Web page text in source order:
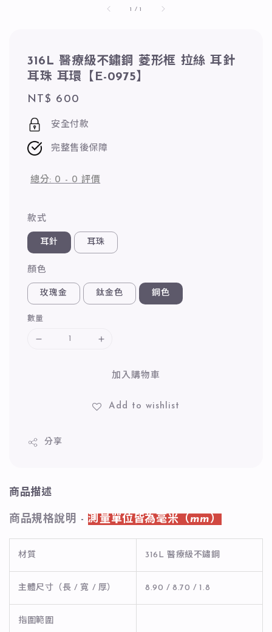
1 /1
316L 醫療級不鏽鋼 菱形框 拉絲 耳針
耳珠 耳環【E-0975】
Regular
price
NT$ 600
安全付款
完整售後保障
總分: 0 - 0 評價
款式
耳針 耳珠
顏色
玫瑰金 鈦金色 鋼色
數量
加入購物車
Add to wishlist
分享
商品描述
商品規格說明 -測量單位皆為毫米（mm）
材質 316L 醫療級不鏽鋼
主體尺寸（長 / 寬 / 厚） 8.90 / 8.70 / 1.8
指圍範圍